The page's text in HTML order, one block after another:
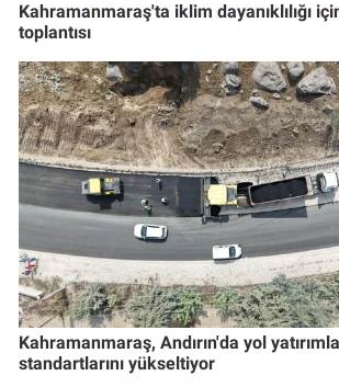
Kahramanmaraş'ta iklim dayanıklılığı
toplantısı
Kahramanmaraş, Andırın'da yol
standartlarını yükseltiyor